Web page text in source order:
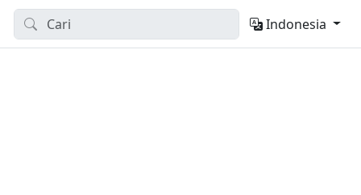
Indonesia